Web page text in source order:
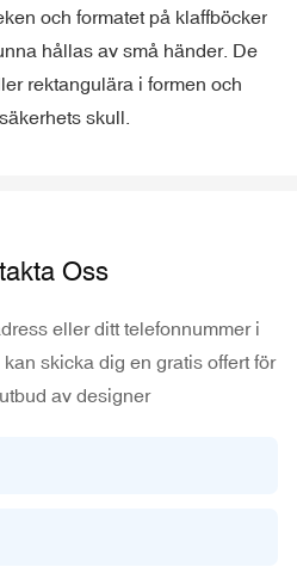
och formatet på klaffböcker
hållas av små händer. De
rektangulära i formen och
skull.
Oss
eller ditt telefonnummer i
skicka dig en gratis offert för
av designer